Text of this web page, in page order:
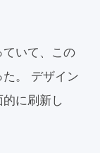
いて、この
。 デザイン
に刷新し